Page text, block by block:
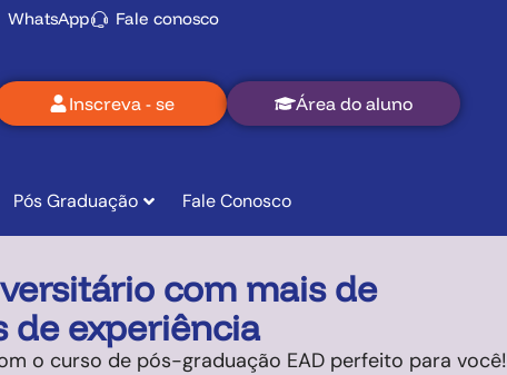
WhatsApp Fale conosco
Inscreva - se Área do aluno
Pós Graduação Fale Conosco
com mais de
de experiência
o curso de pós-graduação EAD perfeito para você!